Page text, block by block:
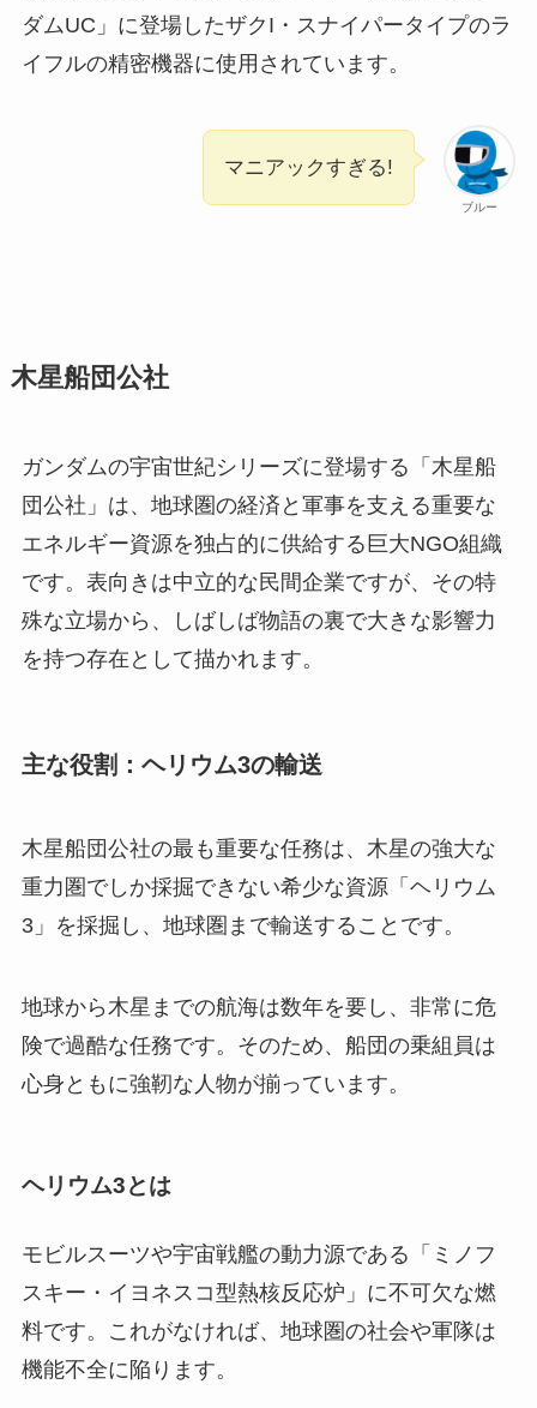
ダムUC」に登場したザクI・スナイパータイプのラ
イフルの精密機器に使用されています。
ブルー
マニアックすぎる!
木星船団公社
ガンダムの宇宙世紀シリーズに登場する「木星船
団公社」は、地球圏の経済と軍事を支える重要な
エネルギー資源を独占的に供給する巨大NGO組織
です。表向きは中立的な民間企業ですが、その特
殊な立場から、しばしば物語の裏で大きな影響力
を持つ存在として描かれます。
主な役割：ヘリウム3の輸送
木星船団公社の最も重要な任務は、木星の強大な
重力圏でしか採掘できない希少な資源「ヘリウム
3」を採掘し、地球圏まで輸送することです。
地球から木星までの航海は数年を要し、非常に危
険で過酷な任務です。そのため、船団の乗組員は
心身ともに強靭な人物が揃っています。
ヘリウム3とは
モビルスーツや宇宙戦艦の動力源である「ミノフ
スキー・イヨネスコ型熱核反応炉」に不可欠な燃
料です。これがなければ、地球圏の社会や軍隊は
機能不全に陥ります。